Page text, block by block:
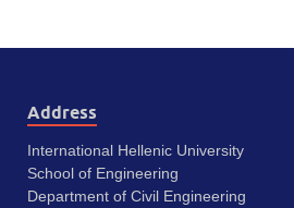
Address
International Hellenic University
School of Engineering
Department of Civil Engineering